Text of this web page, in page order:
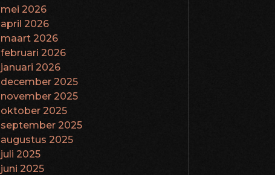
mei 2026
april 2026
maart 2026
februari 2026
januari 2026
december 2025
november 2025
oktober 2025
september 2025
augustus 2025
juli 2025
juni 2025